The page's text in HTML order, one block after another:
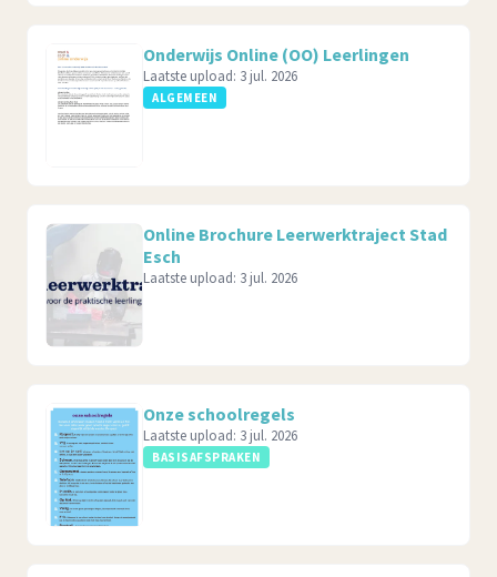
Onderwijs Online (OO) Leerlingen
Laatste upload: 3 jul. 2026
ALGEMEEN
Online Brochure Leerwerktraject Stad
Esch
Laatste upload: 3 jul. 2026
Onze schoolregels
Laatste upload: 3 jul. 2026
BASISAFSPRAKEN